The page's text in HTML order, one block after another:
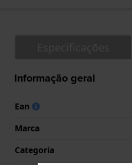
Informação geral
Ean
Marca
Categoria